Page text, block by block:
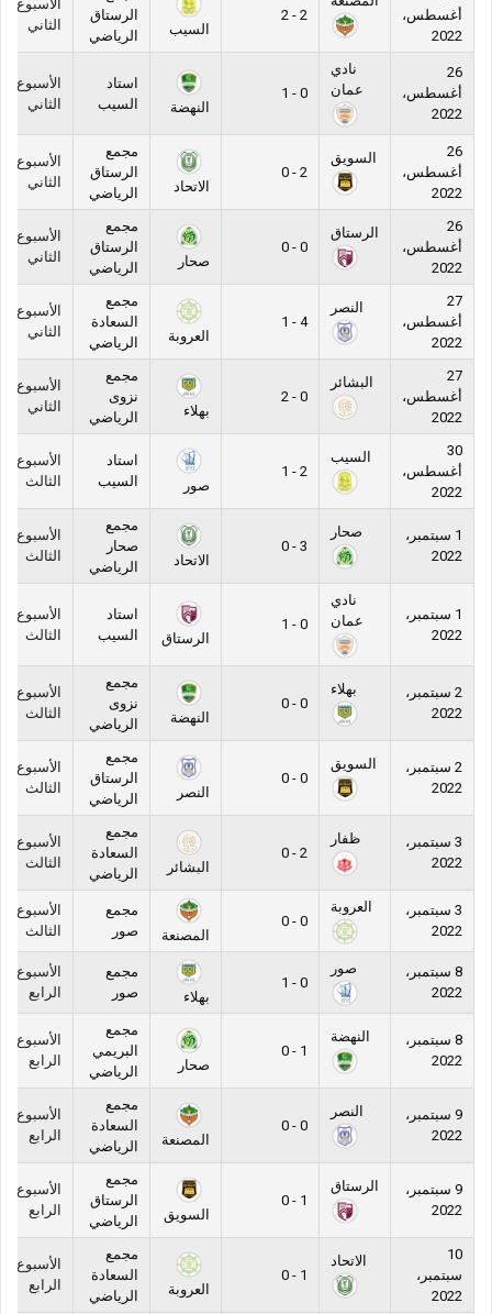
أغسطس،
2022
2 - 2
السيب
الرستاق
الرياضي
الأسبوع
الثاني
26
أغسطس،
2022
نادي
عمان
0 - 1
النهضة
استاد
السيب
الأسبوع
الثاني
26
أغسطس،
2022
السويق
2 - 0
الاتحاد
مجمع
الرستاق
الرياضي
الأسبوع
الثاني
26
أغسطس،
2022
الرستاق
0 - 0
صحار
مجمع
الرستاق
الرياضي
الأسبوع
الثاني
27
أغسطس،
2022
النصر
4 - 1
العروبة
مجمع
السعادة
الرياضي
الأسبوع
الثاني
27
أغسطس،
2022
البشائر
0 - 2
بهلاء
مجمع
نزوى
الرياضي
الأسبوع
الثاني
30
أغسطس،
2022
السيب
2 - 1
صور
استاد
السيب
الأسبوع
الثالث
1 سبتمبر،
2022
صحار
3 - 0
الاتحاد
مجمع
صحار
الرياضي
الأسبوع
الثالث
1 سبتمبر،
2022
نادي
عمان
0 - 1
الرستاق
استاد
السيب
الأسبوع
الثالث
2 سبتمبر،
2022
بهلاء
0 - 0
النهضة
مجمع
نزوى
الرياضي
الأسبوع
الثالث
2 سبتمبر،
2022
السويق
0 - 0
النصر
مجمع
الرستاق
الرياضي
الأسبوع
الثالث
3 سبتمبر،
2022
ظفار
2 - 0
البشائر
مجمع
السعادة
الرياضي
الأسبوع
الثالث
3 سبتمبر،
2022
العروبة
0 - 0
المصنعة
مجمع
صور
الأسبوع
الثالث
8 سبتمبر،
2022
صور
0 - 1
بهلاء
مجمع
صور
الأسبوع
الرابع
8 سبتمبر،
2022
النهضة
1 - 0
صحار
مجمع
البريمي
الرياضي
الأسبوع
الرابع
9 سبتمبر،
2022
النصر
0 - 0
المصنعة
مجمع
السعادة
الرياضي
الأسبوع
الرابع
9 سبتمبر،
2022
الرستاق
1 - 0
السويق
مجمع
الرستاق
الرياضي
الأسبوع
الرابع
10
سبتمبر،
2022
الاتحاد
1 - 0
العروبة
مجمع
السعادة
الرياضي
الأسبوع
الرابع